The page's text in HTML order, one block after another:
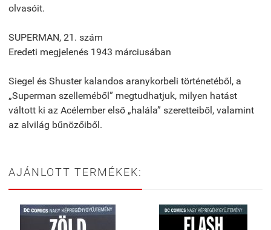
olvasóit.
SUPERMAN, 21. szám
Eredeti megjelenés 1943 márciusában
Siegel és Shuster kalandos aranykorbeli történetéből, a
„Superman szelleméből” megtudhatjuk, milyen hatást
váltott ki az Acélember első „halála” szeretteiből, valamint
az alvilág bűnözőiből.
AJÁNLOTT TERMÉKEK: